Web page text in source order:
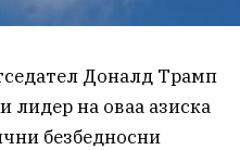
Доналд Трамп
лидер на оваа азиска
безбедносни